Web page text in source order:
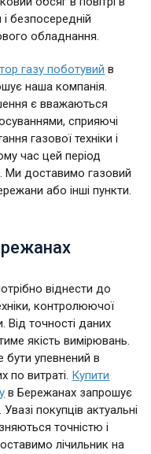
безпосередній
обладнання.
газу поботувий в
наша компанія.
є вважаються
сприяючі
газової техніки і
час цей період
Ми доставимо газовий
або інші пункти.
віднести до
контролюючої
Від точності даних
якість вимірювань.
упевнений в
по витраті. Купити
в Бережанах запрошує
покупців актуальні
точністю і
лічильник на